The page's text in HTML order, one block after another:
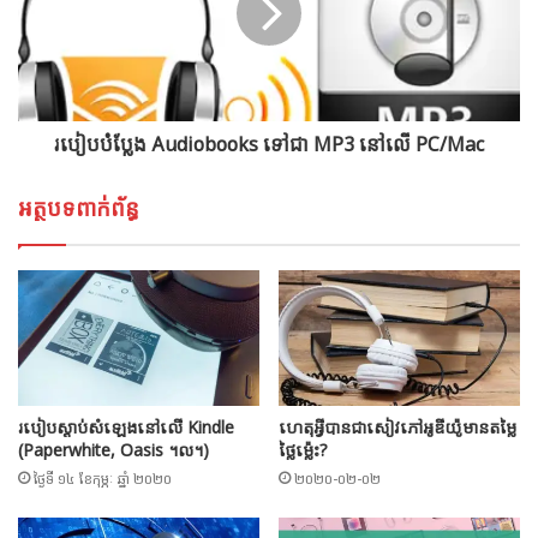
របៀបបំប្លែង Audiobooks ទៅជា MP3 នៅលើ PC/Mac
អត្ថបទពាក់ព័ន្ធ
របៀបស្តាប់សំឡេងនៅលើ Kindle
(Paperwhite, Oasis ។ល។)
ថ្ងៃទី ១៤ ខែកុម្ភៈ ឆ្នាំ ២០២០
ហេតុអ្វីបានជាសៀវភៅអូឌីយ៉ូមានតម្លៃ
ថ្លៃម្ល៉េះ?
២០២០-០២-០២